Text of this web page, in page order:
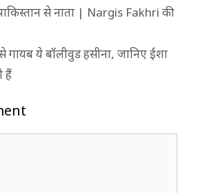
से नाता | Nargis Fakhri की
गायब ये बॉलीवुड हसीना, जानिए ईशा
हैं